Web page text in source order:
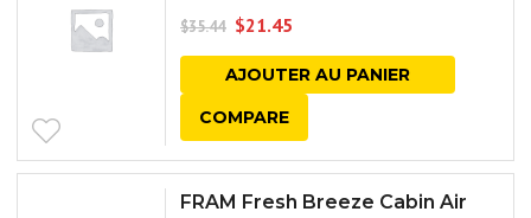
$35.44 $21.45
AJOUTER AU PANIER
COMPARE
FRAM Fresh Breeze Cabin Air